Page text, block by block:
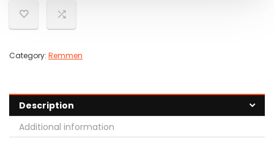
Category: Remmen
Description
Additional information